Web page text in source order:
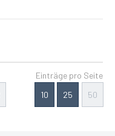
Einträge pro Seite
10
25 50